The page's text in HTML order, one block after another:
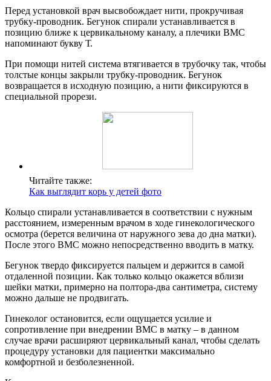
Перед установкой врач высвобождает нити, прокручивая
трубку-проводник. Бегунок спирали устанавливается в
позицию ближе к цервикальному каналу, а плечики ВМС
напоминают букву Т.
При помощи нитей система втягивается в трубочку так, чтобы
толстые концы закрыли трубку-проводник. Бегунок
возвращается в исходную позицию, а нити фиксируются в
специальной прорези.
Читайте также:
Как выглядит корь у детей фото
Кольцо спирали устанавливается в соответствии с нужным
расстоянием, измеренным врачом в ходе гинекологического
осмотра (берется величина от наружного зева до дна матки).
После этого ВМС можно непосредственно вводить в матку.
Бегунок твердо фиксируется пальцем и держится в самой
отдаленной позиции. Как только кольцо окажется вблизи
шейки матки, примерно на полтора-два сантиметра, систему
можно дальше не продвигать.
Гинеколог остановится, если ощущается усилие и
сопротивление при внедрении ВМС в матку – в данном
случае врачи расширяют цервикальный канал, чтобы сделать
процедуру установки для пациентки максимально
комфортной и безболезненной.